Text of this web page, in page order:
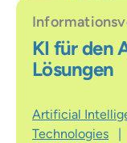
KI für den
Lösungen
Artificial
Technologies